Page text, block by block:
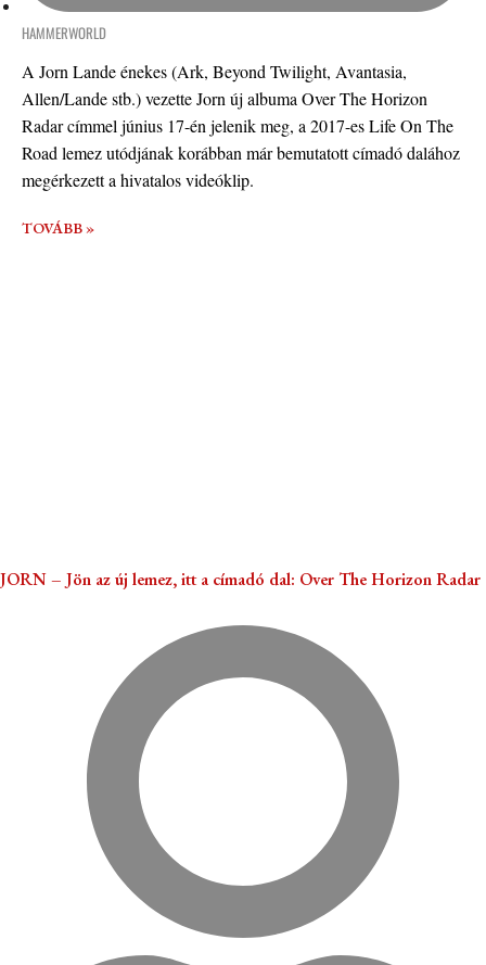
HAMMERWORLD
A Jorn Lande énekes (Ark, Beyond Twilight, Avantasia,
Allen/Lande stb.) vezette Jorn új albuma Over The Horizon
Radar címmel június 17-én jelenik meg, a 2017-es Life On The
Road lemez utódjának korábban már bemutatott címadó dalához
megérkezett a hivatalos videóklip.
TOVÁBB »
JORN – Jön az új lemez, itt a címadó dal: Over The Horizon Radar